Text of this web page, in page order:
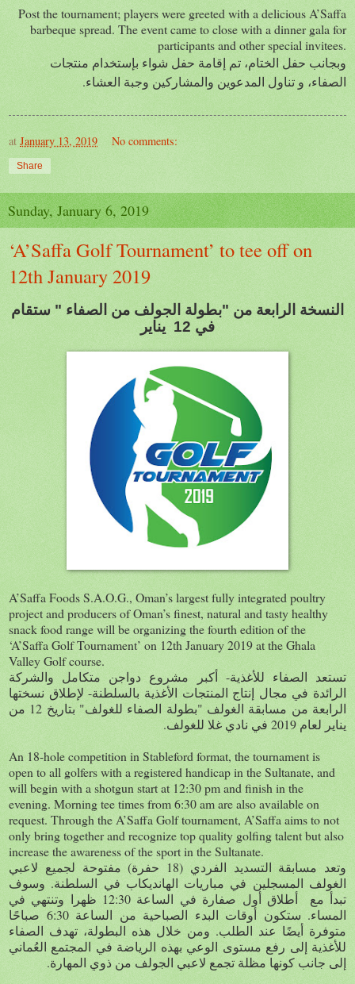
Post the tournament; players were greeted with a delicious A’Saffa
barbeque spread. The event came to close with a dinner gala for
participants and other special invitees.
وبجانب حفل الختام، تم إقامة حفل شواء بإستخدام منتجات
الصفاء، و تناول المدعوين والمشاركين وجبة العشاء.
at January 13, 2019 No comments:
Share
Sunday, January 6, 2019
‘A’Saffa Golf Tournament’ to tee off on
12th January 2019
النسخة الرابعة من "بطولة الجولف من الصفاء " ستقام
في 12 يناير
A’Saffa Foods S.A.O.G., Oman’s largest fully integrated poultry
project and producers of Oman’s finest, natural and tasty healthy
snack food range will be organizing the fourth edition of the
‘A’Saffa Golf Tournament’ on 12th January 2019 at the Ghala
Valley Golf course.
تستعد الصفاء للأغذية- أكبر مشروع دواجن متكامل والشركة
الرائدة في مجال إنتاج المنتجات الأغذية بالسلطنة- لإطلاق نسختها
الرابعة من مسابقة الغولف "بطولة الصفاء للغولف" بتاريخ 12 من
يناير لعام 2019 في نادي غلا للغولف.
An 18-hole competition in Stableford format, the tournament is
open to all golfers with a registered handicap in the Sultanate, and
will begin with a shotgun start at 12:30 pm and finish in the
evening. Morning tee times from 6:30 am are also available on
request. Through the A’Saffa Golf tournament, A’Saffa aims to not
only bring together and recognize top quality golfing talent but also
increase the awareness of the sport in the Sultanate.
وتعد مسابقة التسديد الفردي (18 حفرة) مفتوحة لجميع لاعبي
الغولف المسجلين في مباريات الهانديكاب في السلطنة. وسوف
تبدأ مع أطلاق أول صفارة في الساعة 12:30 ظهرا وتنتهي في
المساء.ستكون أوقات البدء الصباحية من الساعة6:30 صباحًا
متوفرة أيضًا عند الطلب. ومن خلال هذه البطولة، تهدف الصفاء
للأغذية إلى رفع مستوى الوعي بهذه الرياضة في المجتمع العُماني
إلى جانب كونها مظلة تجمع لاعبي الجولف من ذوي المهارة.